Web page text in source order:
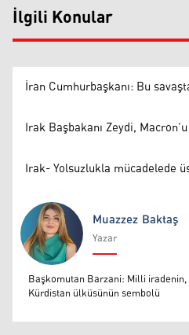
İlgili Konular
İran Cumhurbaşkanı: Bu
Irak Başbakanı Zeydi,
Irak- Yolsuzlukla mücadelede
Muazzez Baktaş
Muazzez Baktaş
Yazar
Başkomutan Barzani: Milli iradenin,
Kürdistan ülküsünün sembolü